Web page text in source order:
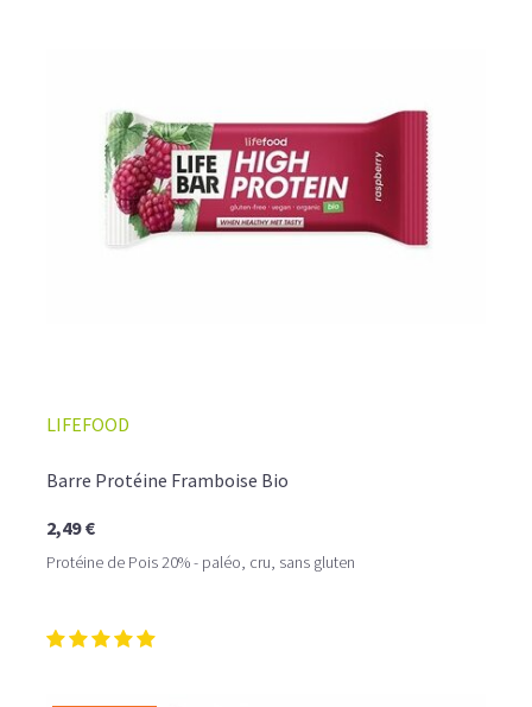
LIFEFOOD
Barre Protéine Framboise Bio
2,49 €
Protéine de Pois 20% - paléo, cru, sans gluten